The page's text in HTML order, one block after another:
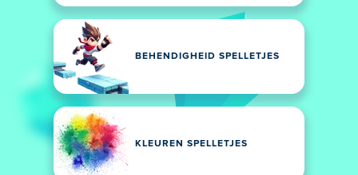
BEHENDIGHEID SPELLETJES
KLEUREN SPELLETJES